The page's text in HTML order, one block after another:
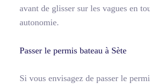
avant de glisser sur les vagues en
autonomie.
Passer le permis bateau à Sète
Si vous envisagez de passer le